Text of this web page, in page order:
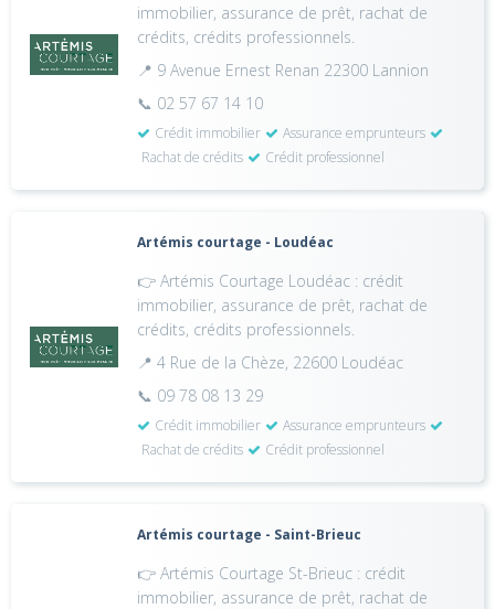
immobilier, assurance de prêt, rachat de
crédits, crédits professionnels.
📍 9 Avenue Ernest Renan 22300 Lannion
📞 02 57 67 14 10
Crédit immobilier
Assurance emprunteurs
Rachat de crédits
Crédit professionnel
Artémis courtage - Loudéac
👉 Artémis Courtage Loudéac : crédit
immobilier, assurance de prêt, rachat de
crédits, crédits professionnels.
📍 4 Rue de la Chèze, 22600 Loudéac
📞 09 78 08 13 29
Crédit immobilier
Assurance emprunteurs
Rachat de crédits
Crédit professionnel
Artémis courtage - Saint-Brieuc
👉 Artémis Courtage St-Brieuc : crédit
immobilier, assurance de prêt, rachat de